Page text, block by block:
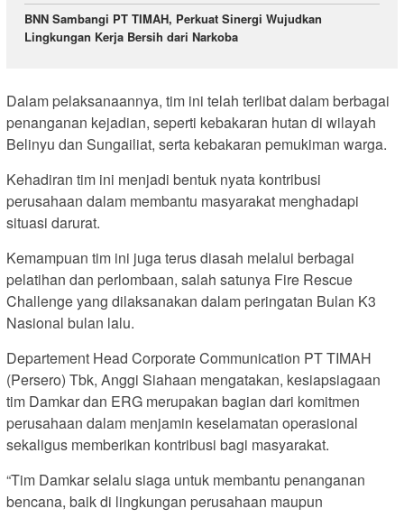
BNN Sambangi PT TIMAH, Perkuat Sinergi Wujudkan
Lingkungan Kerja Bersih dari Narkoba
Dalam pelaksanaannya, tim ini telah terlibat dalam berbagai
penanganan kejadian, seperti kebakaran hutan di wilayah
Belinyu dan Sungailiat, serta kebakaran pemukiman warga.
Kehadiran tim ini menjadi bentuk nyata kontribusi
perusahaan dalam membantu masyarakat menghadapi
situasi darurat.
Kemampuan tim ini juga terus diasah melalui berbagai
pelatihan dan perlombaan, salah satunya Fire Rescue
Challenge yang dilaksanakan dalam peringatan Bulan K3
Nasional bulan lalu.
Departement Head Corporate Communication PT TIMAH
(Persero) Tbk, Anggi Siahaan mengatakan, kesiapsiagaan
tim Damkar dan ERG merupakan bagian dari komitmen
perusahaan dalam menjamin keselamatan operasional
sekaligus memberikan kontribusi bagi masyarakat.
“Tim Damkar selalu siaga untuk membantu penanganan
bencana, baik di lingkungan perusahaan maupun